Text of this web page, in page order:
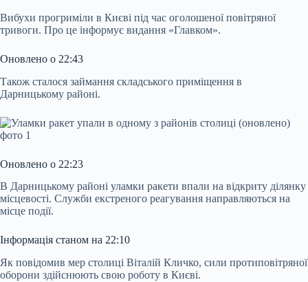
Вибухи прогриміли в Києві під час оголошеної повітряної
тривоги. Про це інформує видання «Главком».
Оновлено о 22:43
Також сталося займання складського приміщення в
Дарницькому районі.
Оновлено о 22:23
В Дарницькому районі уламки ракети впали на відкриту ділянку
місцевості. Служби екстреного реагування направляються на
місце події.
Інформація станом на 22:10
Як повідомив мер столиці Віталій Кличко, сили протиповітряної
оборони здійснюють свою роботу в Києві.